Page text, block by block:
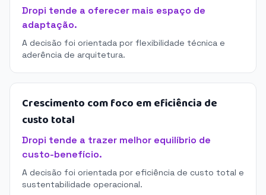
Dropi tende a oferecer mais espaço de
adaptação.
A decisão foi orientada por flexibilidade técnica e
aderência de arquitetura.
Crescimento com foco em eficiência de
custo total
Dropi tende a trazer melhor equilíbrio de
custo-benefício.
A decisão foi orientada por eficiência de custo total e
sustentabilidade operacional.